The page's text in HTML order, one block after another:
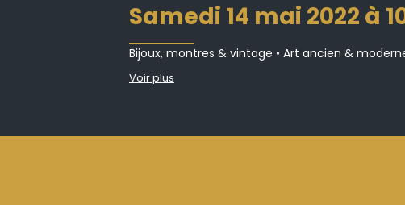
samedi 14 mai 2022 à
Bijoux, montres & vintage • Art ancien &
Voir plus